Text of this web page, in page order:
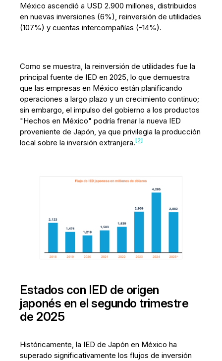
México ascendió a USD 2.900 millones, distribuidos
en nuevas inversiones (6%), reinversión de utilidades
(107%) y cuentas intercompañías (-14%).
Como se muestra, la reinversión de utilidades fue la
principal fuente de IED en 2025, lo que demuestra
que las empresas en México están planificando
operaciones a largo plazo y un crecimiento continuo;
sin embargo, el impulso del gobierno a los productos
"Hechos en México" podría frenar la nueva IED
proveniente de Japón, ya que privilegia la producción
local sobre la inversión extranjera.[2]
Estados con IED de origen
japonés en el segundo trimestre
de 2025
Históricamente, la IED de Japón en México ha
superado significativamente los flujos de inversión